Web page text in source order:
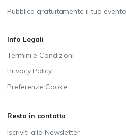
Pubblica gratuitamente il tuo evento
Info Legali
Termini e Condizioni
Privacy Policy
Preferenze Cookie
Resta in contatto
Iscriviti alla Newsletter